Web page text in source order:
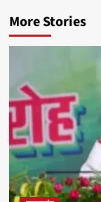
More Stories